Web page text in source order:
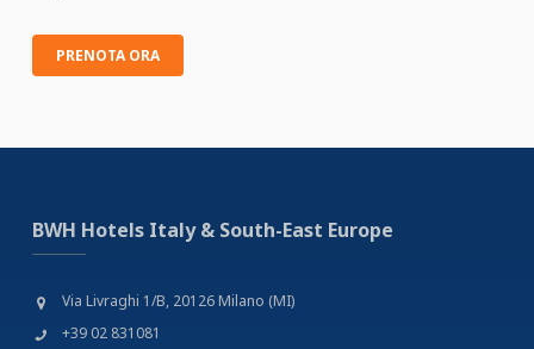
PRENOTA ORA
BWH Hotels Italy & South-East Europe
Via Livraghi 1/B, 20126 Milano (MI)
+39 02 831081